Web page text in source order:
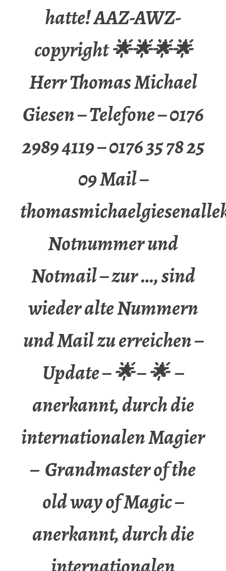
hatte! AAZ-AWZ-
copyright 🌟🌟🌟🌟
Herr Thomas Michael
Giesen – Telefone – 0176
2989 4119 – 0176 35 78 25
09 Mail –
Notnummer und
Notmail – zur …, sind
wieder alte Nummern
und Mail zu erreichen –
Update – 🌟 – 🌟 –
anerkannt, durch die
internationalen Magier
– Grandmaster of the
old way of Magic –
anerkannt, durch die